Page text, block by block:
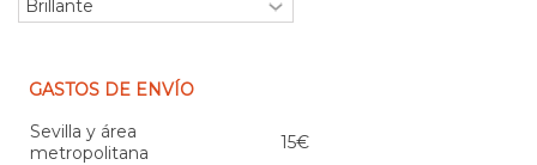
GASTOS DE ENVÍO
Sevilla y área
metropolitana
15€